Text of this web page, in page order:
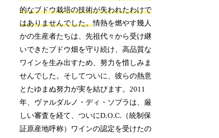
的なブドウ栽培の技術が失われたわけで
はありませんでした。情熱を燃やす幾人
かの生産者たちは、先祖代々から受け継
いできたブドウ畑を守り続け、高品質な
ワインを生み出すため、努力を惜しみま
せんでした。そしてついに、彼らの熱意
とたゆまぬ努力が実を結びます。2011
年、ヴァルダルノ・ディ・ソプラは、厳
しい審査を経て、ついにD.O.C.（統制保
証原産地呼称）ワインの認定を受けたの